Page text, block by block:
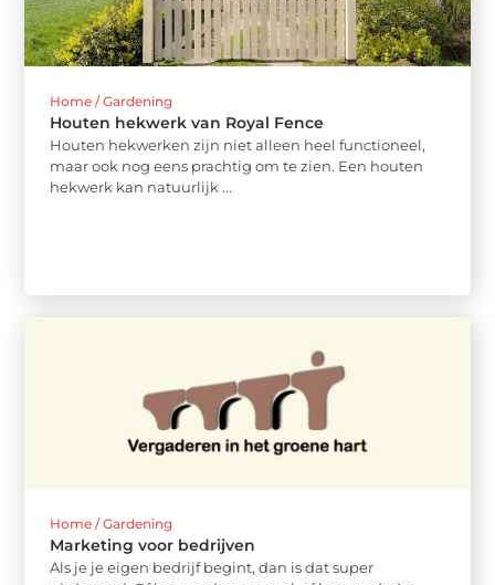
Home / Gardening
Houten hekwerk van Royal Fence
Houten hekwerken zijn niet alleen heel functioneel,
maar ook nog eens prachtig om te zien. Een houten
hekwerk kan natuurlijk ...
Home / Gardening
Marketing voor bedrijven
Als je je eigen bedrijf begint, dan is dat super